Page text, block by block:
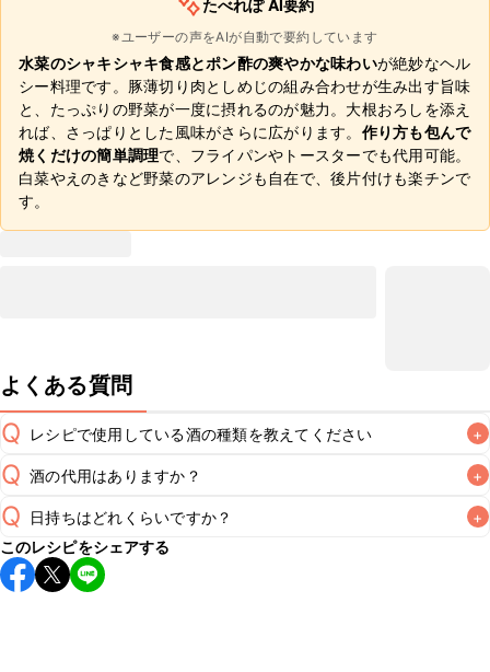
たべれぽ AI要約
※ユーザーの声をAIが自動で要約しています
水菜のシャキシャキ食感とポン酢の爽やかな味わいが絶妙なヘル
シー料理です。豚薄切り肉としめじの組み合わせが生み出す旨味
と、たっぷりの野菜が一度に摂れるのが魅力。大根おろしを添え
れば、さっぱりとした風味がさらに広がります。 作り方も包んで
焼くだけの簡単調理で、フライパンやトースターでも代用可能。
白菜やえのきなど野菜のアレンジも自在で、後片付けも楽チンで
す。
よくある質問
Q レシピで使用している酒の種類を教えてください +
A
Q 酒の代用はありますか？ +
A
Q 日持ちはどれくらいですか？ +
保存期間は冷蔵で翌日中が目安です。なるべくお早めにお召
し上がりください。
このレシピをシェアする